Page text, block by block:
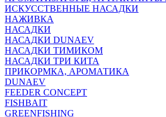
ИСКУССТВЕННЫЕ НАСАДКИ
НАЖИВКА
НАСАДКИ
НАСАДКИ DUNAEV
НАСАДКИ ТИМИКОМ
НАСАДКИ ТРИ КИТА
ПРИКОРМКА, АРОМАТИКА
DUNAEV
FEEDER CONCEPT
FISHBAIT
GREENFISHING